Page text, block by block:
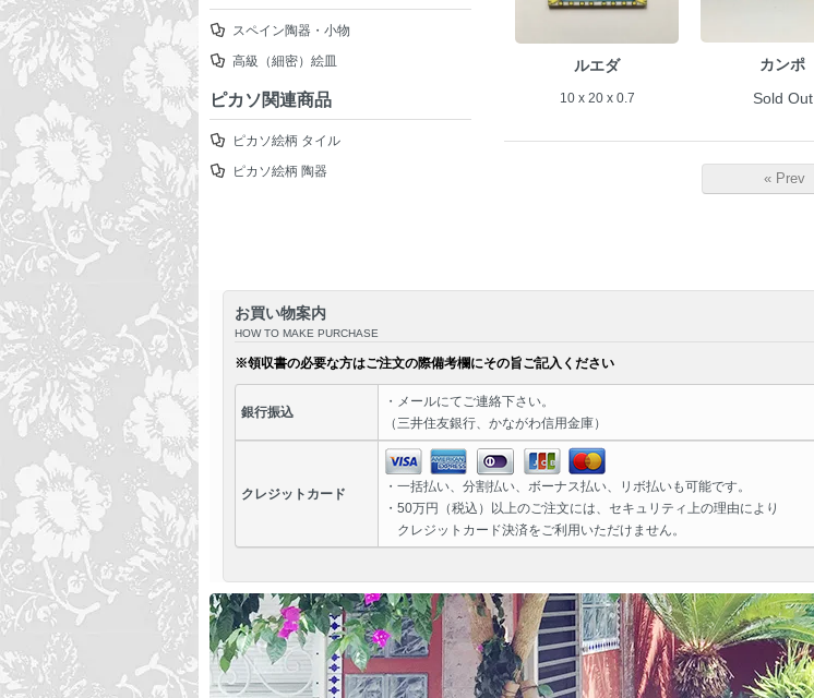
ルエダ
10 x 20 x 0.7
カンポ
Sold Out
« Prev
スペイン陶器・小物
高級（細密）絵皿
ピカソ関連商品
ピカソ絵柄 タイル
ピカソ絵柄 陶器
お買い物案内
HOW TO MAKE PURCHASE
※領収書の必要な方はご注文の際備考欄にその旨ご記入ください
銀行振込
・ メールにてご連絡下さい。
（三井住友銀行、かながわ信用金庫）
クレジットカード
・一括払い、分割払い、ボーナス払い、リボ払いも可能です。
・50万円（税込）以上のご注文には、セキュリティ上の理由により
クレジットカード決済をご利用いただけません。